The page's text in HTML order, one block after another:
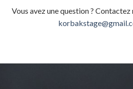
Vous avez une question ?